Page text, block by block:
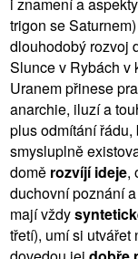
trigon se
dlouhodobý rozvoj
Slunce v Rybách v
Uranem přinese
anarchie, iluzí a
plus odmítání
smysluplně
domě rozvíjí ideje,
duchovní poznání
mají vždy
třetí), umí si utvářet